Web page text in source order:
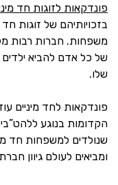
פונדקאות לזוגות חד
בזכויותיהם של זוגות
משפחות. חברות רבות
של כל אדם להביא ילדים
שלו.
פונדקאות לחד מיניים
הקדומות בנוגע
שנולדים למשפחות חד
ומביאים לעולם גיוון